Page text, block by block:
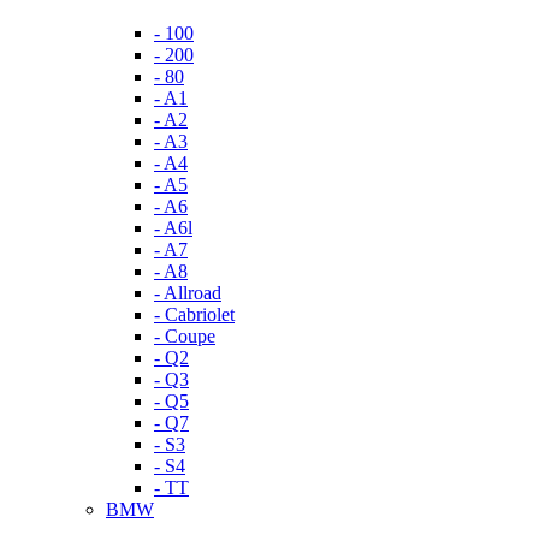
- 100
- 200
- 80
- A1
- A2
- A3
- A4
- A5
- A6
- A6l
- A7
- A8
- Allroad
- Cabriolet
- Coupe
- Q2
- Q3
- Q5
- Q7
- S3
- S4
- TT
BMW